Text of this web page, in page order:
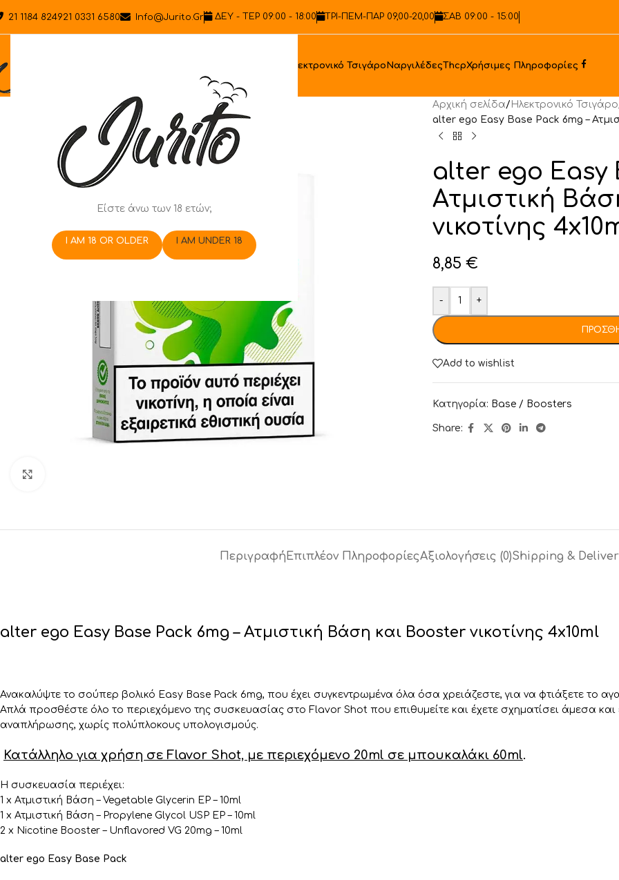
Είστε άνω των 18 ετών;
I AM 18 OR OLDER I AM UNDER 18
21 1184 824921 0331 6580 Info@jurito.gr ΔΕΥ - ΤΕΡ 09:00 - 18:00 ΤΡΙ-ΠΕΜ-ΠΑΡ 09,00-20,00 ΣΑΒ 09:00 - 15:00
Ηλεκτρονικό Τσιγάρο ΝαργιλέδεςThcpΧρήσιμες Πληροφορίες
Αρχική σελίδα/ Ηλεκτρονικό Τσιγάρο
alter ego Easy Base Pack 6mg –
alter ego Easy
Ατμιστική
νικοτίνης
8,85 €
- +
Add to wishlist
Κατηγορία: Base / Boosters
Share:
Περιγραφή Επιπλέον ΠληροφορίεςΑξιολογήσεις (0)Shipping &
alter ego Easy Base Pack 6mg – Ατμιστική Βάση και Booster νικοτίνης 4x10ml
Ανακαλύψτε το σούπερ βολικό Easy Base Pack 6mg, που έχει συγκεντρωμένα όλα όσα χρειάζεστε, για να φτιάξετε το
Απλά προσθέστε όλο το περιεχόμενο της συσκευασίας στο Flavor Shot που επιθυμείτε και έχετε σχηματίσει άμεσα
αναπλήρωσης, χωρίς πολύπλοκους υπολογισμούς.
Κατάλληλο για χρήση σε Flavor Shot, με περιεχόμενο 20ml σε μπουκαλάκι 60ml.
Η συσκευασία περιέχει:
1 x Ατμιστική Βάση – Vegetable Glycerin EP – 10ml
1 x Ατμιστική Βάση – Propylene Glycol USP EP – 10ml
2 x Nicotine Booster – Unflavored VG 20mg – 10ml
alter ego Easy Base Pack